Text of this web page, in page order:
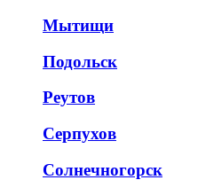
Мытищи
Подольск
Реутов
Серпухов
Солнечногорск